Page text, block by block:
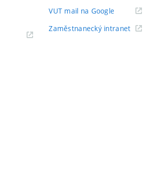
odkaz)
VUT mail na Google (externí
Zaměstnanecký intranet(externí